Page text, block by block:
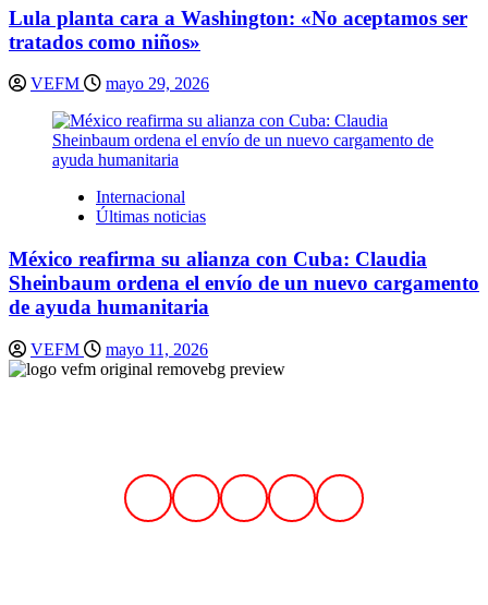
Lula planta cara a Washington: «No aceptamos ser
tratados como niños»
VEFM mayo 29, 2026
Internacional
Últimas noticias
México reafirma su alianza con Cuba: Claudia
Sheinbaum ordena el envío de un nuevo cargamento
de ayuda humanitaria
VEFM mayo 11, 2026